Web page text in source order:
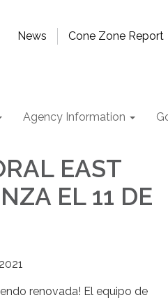
News Cone Zone Report
Agency Information
EAST
EL 11 DE
renovada! El equipo de